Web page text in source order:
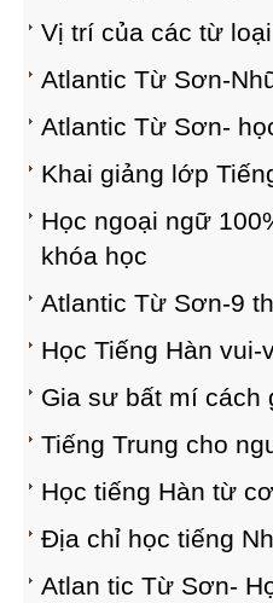
​Vị trí của các từ
Atlantic Từ Sơn-
Atlantic Từ Sơn-
Khai giảng lớp
Học ngoại ngữ
khóa học
Atlantic Từ Sơn-9
Học Tiếng Hàn
Gia sư bất mí cách
Tiếng Trung cho
Học tiếng Hàn từ
Địa chỉ học tiếng
Atlan tic Từ Sơn-